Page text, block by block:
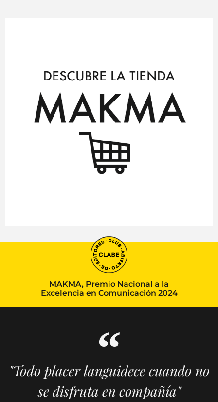
MAKMA, Premio Nacional a la
Excelencia en Comunicación 2024
"Todo placer languidece cuando no
se disfruta en compañía"